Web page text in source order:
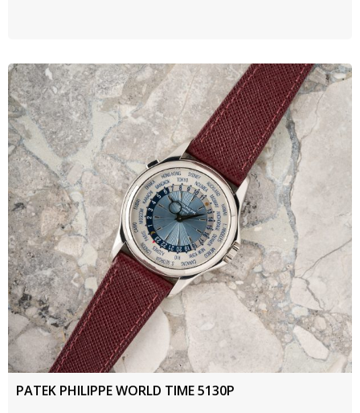
PATEK PHILIPPE WORLD TIME 5130P